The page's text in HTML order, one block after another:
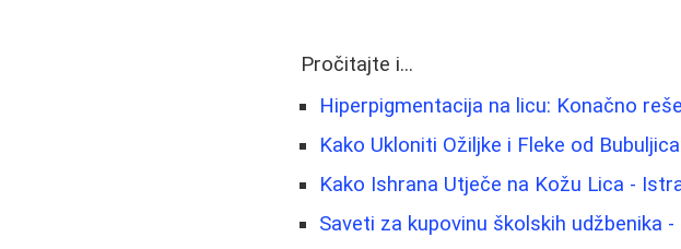
Pročitajte i...
Hiperpigmentacija na licu: Konačno
Kako Ukloniti Ožiljke i Fleke od
Kako Ishrana Utječe na Kožu Lica -
Saveti za kupovinu školskih udžbenika